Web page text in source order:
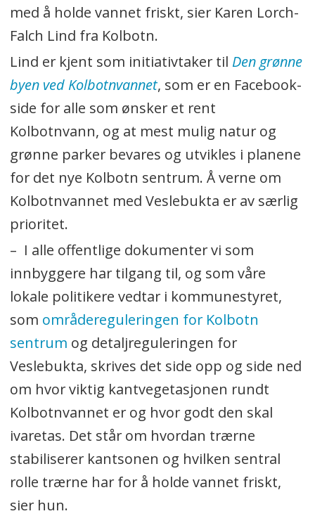
med å holde vannet friskt, sier Karen Lorch-
Falch Lind fra Kolbotn.
Lind er kjent som initiativtaker til Den grønne
byen ved Kolbotnvannet, som er en Facebook-
side for alle som ønsker et rent
Kolbotnvann, og at mest mulig natur og
grønne parker bevares og utvikles i planene
for det nye Kolbotn sentrum. Å verne om
Kolbotnvannet med Veslebukta er av særlig
prioritet.
– I alle offentlige dokumenter vi som
innbyggere har tilgang til, og som våre
lokale politikere vedtar i kommunestyret,
som områdereguleringen for Kolbotn
sentrum og detaljreguleringen for
Veslebukta, skrives det side opp og side ned
om hvor viktig kantvegetasjonen rundt
Kolbotnvannet er og hvor godt den skal
ivaretas. Det står om hvordan trærne
stabiliserer kantsonen og hvilken sentral
rolle trærne har for å holde vannet friskt,
sier hun.